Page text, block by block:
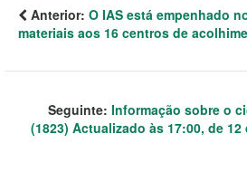
Anterior: O IAS está empenhado
materiais aos 16 centros de
Seguinte: Informação sobre o
(1823) Actualizado às 17:00, de 12